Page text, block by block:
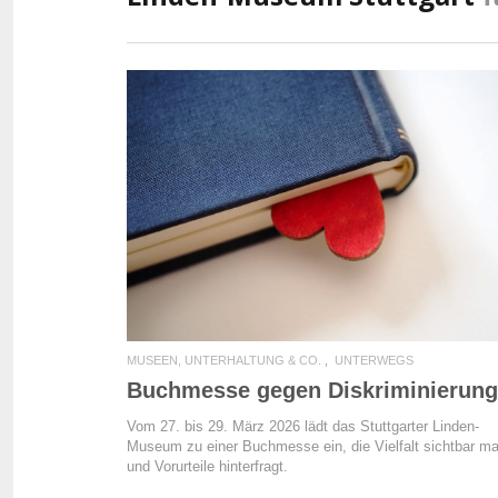
READ MORE
MUSEEN, UNTERHALTUNG & CO. UNTERWEGS
Buchmesse gegen Diskriminierung
Vom 27. bis 29. März 2026 lädt das Stuttgarter Linden-
Museum zu einer Buchmesse ein, die Vielfalt sichtbar
und Vorurteile hinterfragt.